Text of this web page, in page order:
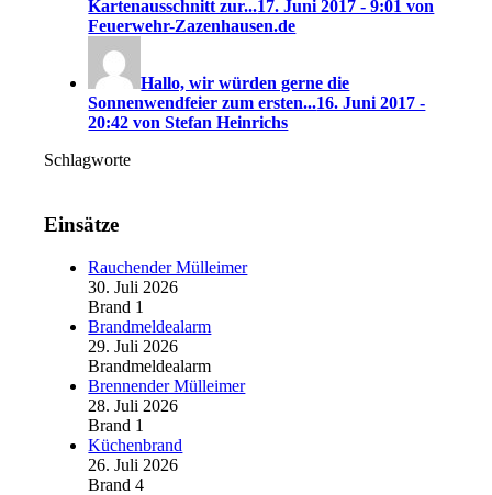
Kartenausschnitt zur...17. Juni 2017 - 9:01 von
Feuerwehr-Zazenhausen.de
Hallo, wir würden gerne die
Sonnenwendfeier zum ersten...16. Juni 2017 -
20:42 von Stefan Heinrichs
Schlagworte
Einsätze
Rauchender Mülleimer
30. Juli 2026
Brand 1
Brandmeldealarm
29. Juli 2026
Brandmeldealarm
Brennender Mülleimer
28. Juli 2026
Brand 1
Küchenbrand
26. Juli 2026
Brand 4